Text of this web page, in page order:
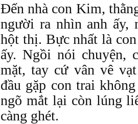
Đến nhà con Kim,
người ra nhìn anh ấy,
hột thị. Bực nhất là
ấy. Ngồi nói chuyện,
mặt, tay cứ vân vê
đầu gặp con trai
ngõ mắt lại còn lúng
càng ghét.